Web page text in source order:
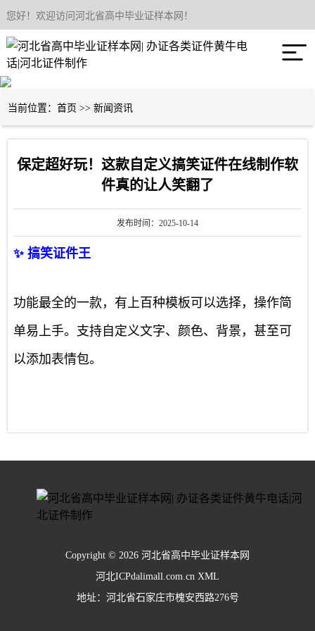
您好！欢迎访问河北省高中毕业证样本网！

新闻资讯
当前位置： 首页 >> 新闻资讯
保定超好玩！这款自定义搞笑证件在线制作软
件真的让人笑翻了
发布时间：2025-10-14
✨ 搞笑证件王
功能最全的一款，有上百种模板可以选择，操作简
单易上手。支持自定义文字、颜色、背景，甚至可
以添加表情包。
Copyright © 2026 河北省高中毕业证样本网
河北ICPdalimall.com.cn XML
地址：河北省石家庄市槐安西路276号